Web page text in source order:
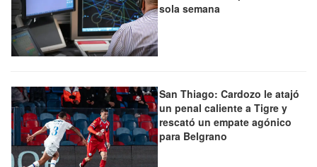
sola semana
San Thiago: Cardozo le atajó
un penal caliente a Tigre y
rescató un empate agónico
para Belgrano